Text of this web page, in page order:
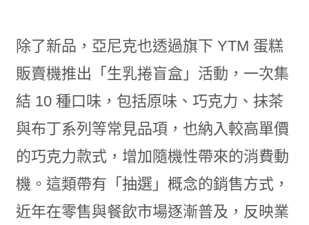
除了新品，亞尼克也透過旗下 YTM 蛋糕
販賣機推出「生乳捲盲盒」活動，一次集
結 10 種口味，包括原味、巧克力、抹茶
與布丁系列等常見品項，也納入較高單價
的巧克力款式，增加隨機性帶來的消費動
機。這類帶有「抽選」概念的銷售方式，
近年在零售與餐飲市場逐漸普及，反映業